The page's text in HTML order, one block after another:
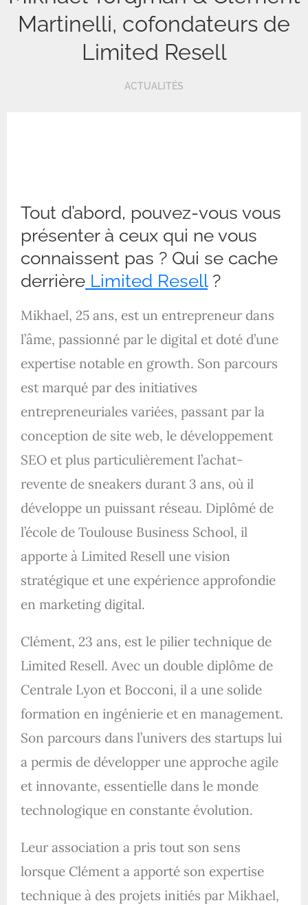
Martinelli, cofondateurs de
Limited Resell
ACTUALITÉS
Tout d’abord, pouvez-vous vous
présenter à ceux qui ne vous
connaissent pas ? Qui se cache
derrière Limited Resell?
Mikhael, 25 ans, est un entrepreneur dans
l’âme, passionné par le digital et doté d’une
expertise notable en growth. Son parcours
est marqué par des initiatives
entrepreneuriales variées, passant par la
conception de site web, le développement
SEO et plus particulièrement l’achat-
revente de sneakers durant 3 ans, où il
développe un puissant réseau. Diplômé de
l’école de Toulouse Business School, il
apporte à Limited Resell une vision
stratégique et une expérience approfondie
en marketing digital.
Clément, 23 ans, est le pilier technique de
Limited Resell. Avec un double diplôme de
Centrale Lyon et Bocconi, il a une solide
formation en ingénierie et en management.
Son parcours dans l’univers des startups lui
a permis de développer une approche agile
et innovante, essentielle dans le monde
technologique en constante évolution.
Leur association a pris tout son sens
lorsque Clément a apporté son expertise
technique à des projets initiés par Mikhael,